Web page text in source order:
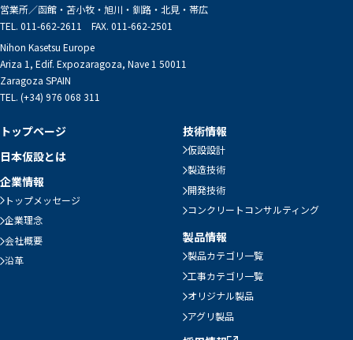
営業所／函館・苫小牧・旭川・釧路・北見・帯広
TEL. 011-662-2611 FAX. 011-662-2501
Nihon Kasetsu Europe
Ariza 1, Edif. Expozaragoza, Nave 1 50011
Zaragoza SPAIN
TEL. (+34) 976 068 311
トップページ
日本仮設とは
企業情報
トップメッセージ
企業理念
会社概要
沿革
技術情報
仮設設計
製造技術
開発技術
コンクリートコンサルティング
製品情報
製品カテゴリ一覧
工事カテゴリ一覧
オリジナル製品
アグリ製品